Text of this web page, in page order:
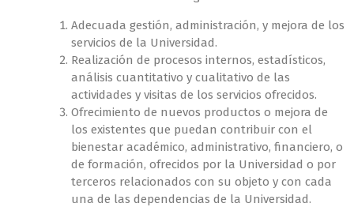
Adecuada gestión, administración, y mejora de los
servicios de la Universidad.
Realización de procesos internos, estadísticos,
análisis cuantitativo y cualitativo de las
actividades y visitas de los servicios ofrecidos.
Ofrecimiento de nuevos productos o mejora de
los existentes que puedan contribuir con el
bienestar académico, administrativo, financiero, o
de formación, ofrecidos por la Universidad o por
terceros relacionados con su objeto y con cada
una de las dependencias de la Universidad.